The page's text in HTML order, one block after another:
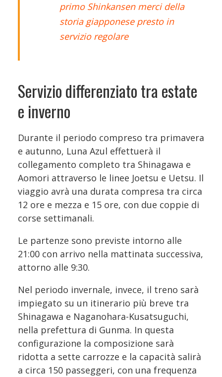
primo Shinkansen merci della
storia giapponese presto in
servizio regolare
Servizio differenziato tra estate
e inverno
Durante il periodo compreso tra primavera
e autunno, Luna Azul effettuerà il
collegamento completo tra Shinagawa e
Aomori attraverso le linee Joetsu e Uetsu. Il
viaggio avrà una durata compresa tra circa
12 ore e mezza e 15 ore, con due coppie di
corse settimanali.
Le partenze sono previste intorno alle
21:00 con arrivo nella mattinata successiva,
attorno alle 9:30.
Nel periodo invernale, invece, il treno sarà
impiegato su un itinerario più breve tra
Shinagawa e Naganohara-Kusatsuguchi,
nella prefettura di Gunma. In questa
configurazione la composizione sarà
ridotta a sette carrozze e la capacità salirà
a circa 150 passeggeri, con una frequenza